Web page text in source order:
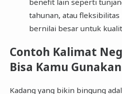
benefit lain seperti
tahunan, atau fleksibilitas
bernilai besar untuk
Contoh Kalimat
Bisa Kamu Gunakan
Kadang yang bikin bingung